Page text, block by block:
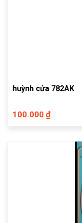
huỳnh cửa 782AK
100.000 ₫